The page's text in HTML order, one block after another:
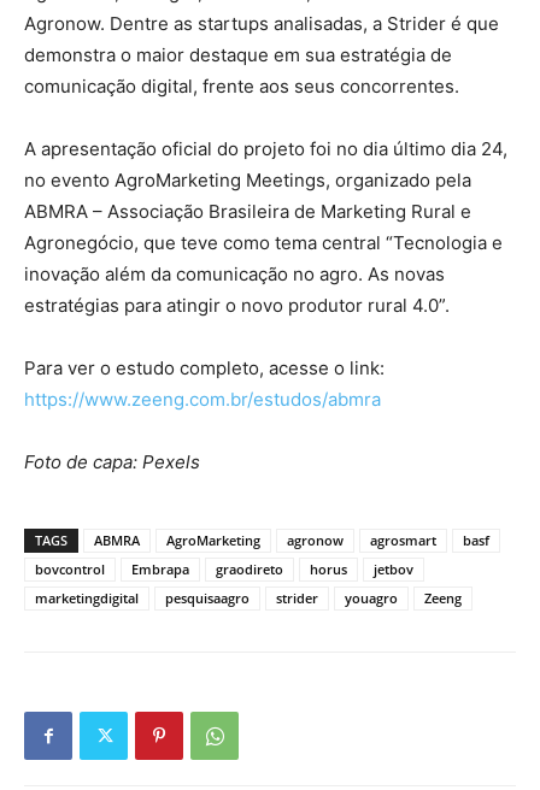
Agronow. Dentre as startups analisadas, a Strider é que
demonstra o maior destaque em sua estratégia de
comunicação digital, frente aos seus concorrentes.
A apresentação oficial do projeto foi no dia último dia 24,
no evento AgroMarketing Meetings, organizado pela
ABMRA – Associação Brasileira de Marketing Rural e
Agronegócio, que teve como tema central “Tecnologia e
inovação além da comunicação no agro. As novas
estratégias para atingir o novo produtor rural 4.0”.
Para ver o estudo completo, acesse o link:
https://www.zeeng.com.br/estudos/abmra
Foto de capa: Pexels
TAGS ABMRA AgroMarketing agronow agrosmart
basf
bovcontrol
Embrapa graodireto horus
jetbov
marketingdigital
pesquisaagro strider youagro Zeeng